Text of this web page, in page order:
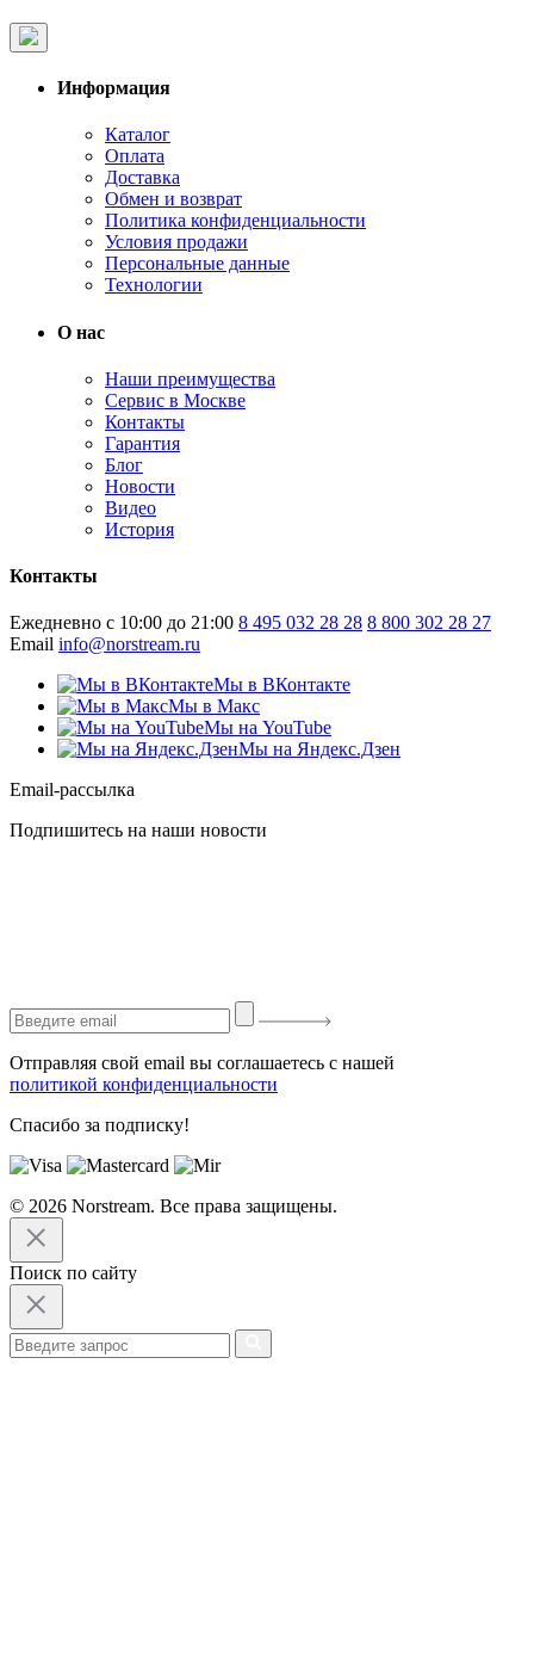
Информация
Каталог
Оплата
Доставка
Обмен и возврат
Политика конфиденциальности
Условия продажи
Персональные данные
Технологии
О нас
Наши преимущества
Сервис в Москве
Контакты
Гарантия
Блог
Новости
Видео
История
Контакты
Ежедневно с 10:00 до 21:00 8 495 032 28 28 8 800 302 28 27
Email info@norstream.ru
Мы в ВКонтакте
Мы в Макс
Мы на YouTube
Мы на Яндекс.Дзен
Email-рассылка
Подпишитесь на наши новости
Отправляя свой email вы соглашаетесь с нашей
политикой конфиденциальности
Спасибо за подписку!
© 2026 Norstream. Все права защищены.
Поиск по сайту